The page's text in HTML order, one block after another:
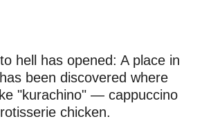
hell has opened: A place in
been discovered where
"kurachino" — cappuccino
chicken.